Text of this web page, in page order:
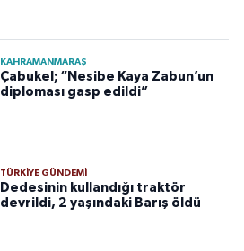
KAHRAMANMARAŞ
Çabukel; “Nesibe Kaya Zabun’un
diploması gasp edildi”
TÜRKIYE GÜNDEMI
Dedesinin kullandığı traktör
devrildi, 2 yaşındaki Barış öldü